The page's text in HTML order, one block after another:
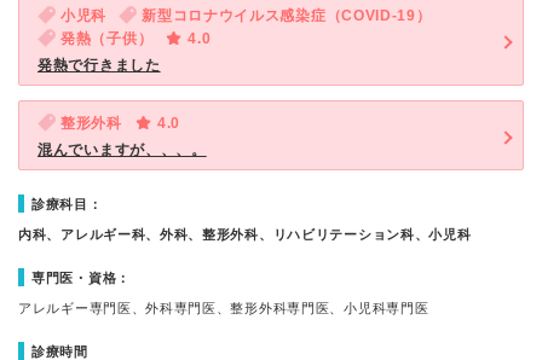
小児科
新型コロナウイルス感染症（COVID-19）
発熱（子供）
4.0
発熱で行きました
整形外科
4.0
混んでいますが、、、。
診療科目：
内科、アレルギー科、外科、整形外科、リハビリテーション科、小児科
専門医・資格：
アレルギー専門医、外科専門医、整形外科専門医、小児科専門医
診療時間